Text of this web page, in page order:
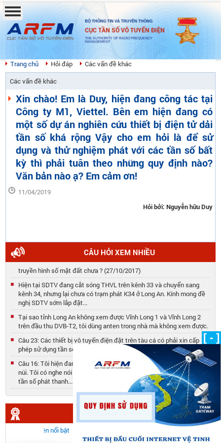
BỘ THÔNG TIN VÀ TRUYỀN THÔNG
CỤC TẦN SỐ VÔ TUYẾN ĐIỆN
THE AUTHORITY OF RADIO FREQUENCY
MANAGEMENT
Trang chủ Hỏi đáp
Các vấn đề khác
Các vấn đề khác
Xin chào! Em là Duy, hiện đang công tác tại
Công ty M1, Viettel. Bên em hiện đang có
một số dự án nghiên cứu thiết bị điện tử dải
tần số khá rộng Vậy cho em hỏi là để sử
dụng và thử nghiệm phát với các tần số bất
kỳ thì phải tuân theo những quy định nào?
Văn bản nào ạ? Em cảm ơn!
11/04/2019
Hỏi bởi: Nguyễn hữu Duy
CÂU HỎI XEM NHIỀU
Địa bàn thành phố Tuy Hoà, Phú Yên đã có thể thu được tín hiệu
truyền hình số mặt đất chưa ? (27/10/2017)
Hiện tại SDTV đang cắt sóng THVL trên kênh 33 và chuyển sang
kênh 34, nhưng lại chưa có trạm phát K34 ở Long An. Kính mong đề
nghị SDTV sớm lắp đặt...
Tại sao tỉnh Long An không xem được Vĩnh Long 1 và Vĩnh Long 2
trên đầu thu DVB-T2, tôi dùng anten trong nhà mà không xem được.
Câu 23: Các thiết bị vô tuyến điện đặt trên tàu cá có phải xin cấp
phép sử dụng tần số không? (10/05/2019)
Câu 16: Tôi hiện đang làm việc tại đài phát thanh của 01 huyện miền
núi. Tôi có nghe nói đến quy định mới về quy hoạch sử dụng kênh
tần số phát thanh... (03/05/2019)
Câu 21: Thủ tục cấp giấy phép sử dụng tần số vô tuyến điện đối với
Đài tàu cho Tổ chức, cá nhân khi mua,bán lại tàu biển, phương tiện
thủy nội địa. (08/05/2019)
Câu 51: Điều kiện để được thuê thiết bị vô tuyến điện nghiệp dư là
gì? (08/06/2019)
SỰ KIỆN NỔI BẬT
[ - ]